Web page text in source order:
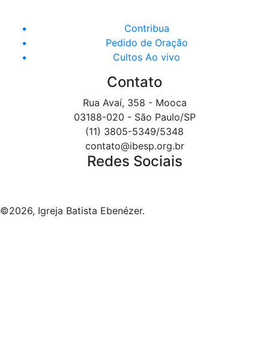
Contribua
Pedido de Oração
Cultos Ao vivo
Contato
Rua Avaí, 358 - Mooca
03188-020 - São Paulo/SP
(11) 3805-5349/5348
contato@ibesp.org.br
Redes Sociais
©2026, Igreja Batista Ebenézer.